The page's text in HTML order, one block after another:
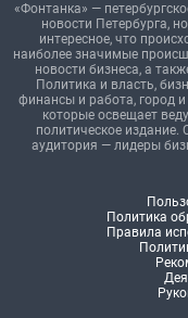
«Фонтанка» —
новости Петербурга,
интересное, что
наиболее значимые
новости бизнеса, а
Политика и власть,
финансы и работа, город
которые освещает
политическое издание.
аудитория — лидеры
Политика
Правила